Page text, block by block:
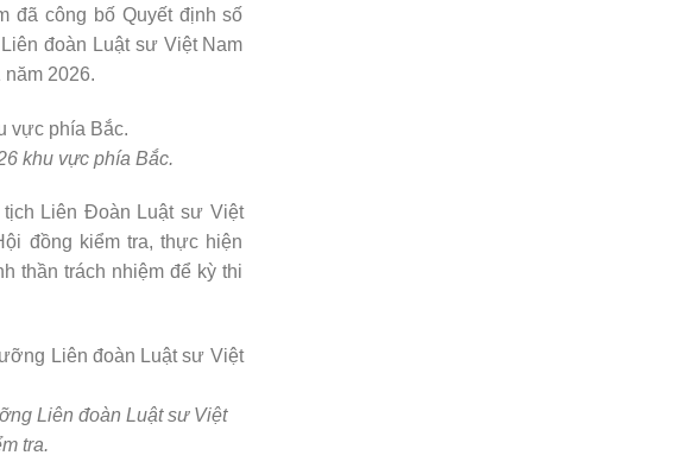
đã công bố Quyết định số
đoàn Luật sư Việt Nam
2026.
khu vực phía Bắc.
Liên Đoàn Luật sư Việt
đồng kiểm tra, thực hiện
thần trách nhiệm để kỳ thi
Liên đoàn Luật sư Việt
tra.